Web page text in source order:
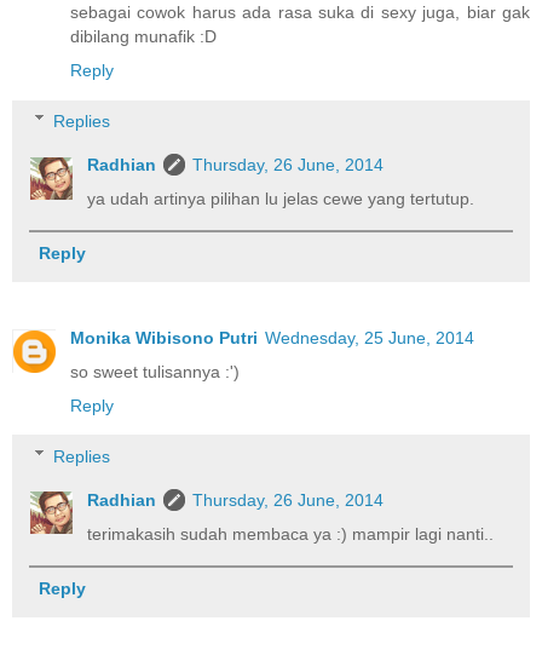
sebagai cowok harus ada rasa suka di sexy juga, biar gak
dibilang munafik :D
Reply
Replies
Radhian
Thursday, 26 June, 2014
ya udah artinya pilihan lu jelas cewe yang tertutup.
Reply
Monika Wibisono Putri Wednesday, 25 June, 2014
so sweet tulisannya :')
Reply
Replies
Radhian
Thursday, 26 June, 2014
terimakasih sudah membaca ya :) mampir lagi nanti..
Reply